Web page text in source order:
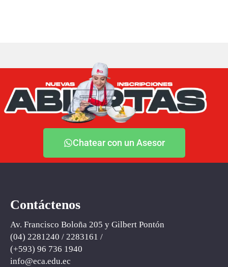
Chatear con un Asesor
Contáctenos
Av. Francisco Boloña 205 y Gilbert Pontón
(04) 2281240 / 2283161 /
(+593) ‪96 736 1940‬
info@eca.edu.ec